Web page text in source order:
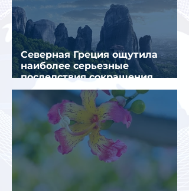
Северная Греция ощутила
наиболее серьезные
последствия сокращения
турпотока из России